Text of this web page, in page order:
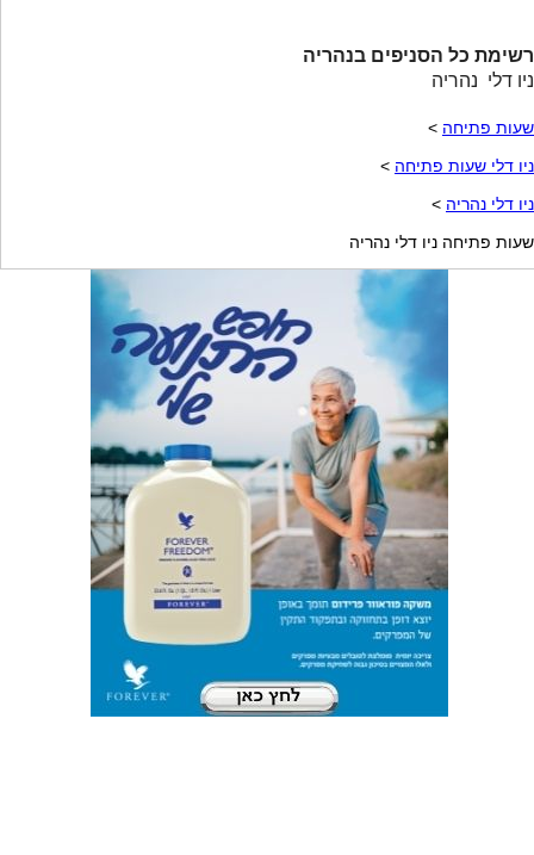
רשימת כל הסניפים בנהריה
ניו דלי נהריה
שעות פתיחה >
ניו דלי שעות פתיחה >
ניו דלי נהריה >
שעות פתיחה ניו דלי נהריה